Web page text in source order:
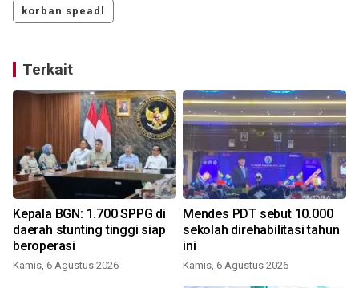
korban speadl
Terkait
Kepala BGN: 1.700 SPPG di
daerah stunting tinggi siap
beroperasi
Kamis, 6 Agustus 2026
Mendes PDT sebut 10.000
sekolah direhabilitasi tahun
ini
Kamis, 6 Agustus 2026